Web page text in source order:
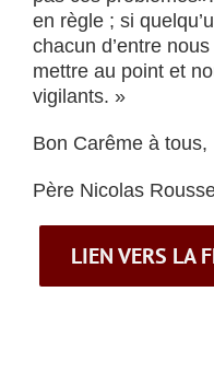
en règle ; si
chacun d’entre
mettre au point et
vigilants. »
Bon Carême à tous,
Père Nicolas
LIEN VERS LA